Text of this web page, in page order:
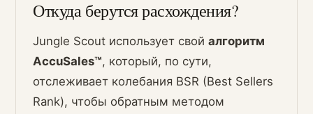
Откуда берутся расхождения?
Jungle Scout использует свойалгоритм
AccuSales™, который, по сути,
отслеживает колебания BSR (Best Sellers
Rank), чтобы обратным методом